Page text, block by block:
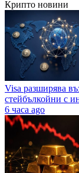
Крипто новини
Visa разширява
стейбълкойни с
6 часа ago